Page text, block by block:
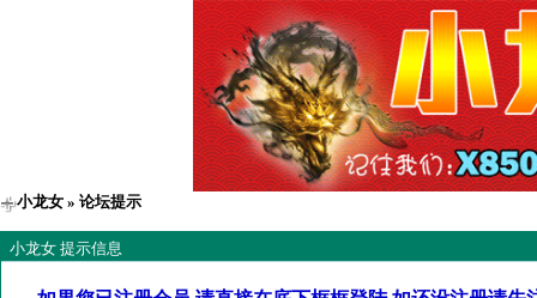
小龙女 » 论坛提示
小龙女 提示信息